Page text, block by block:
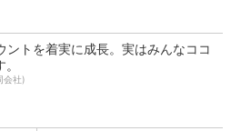
ントを着実に成長。実はみんなココ
会社)